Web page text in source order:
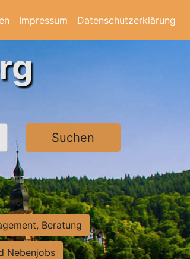
Impressum Datenschutzerklärung
Suchen
Beratung
Nebenjobs